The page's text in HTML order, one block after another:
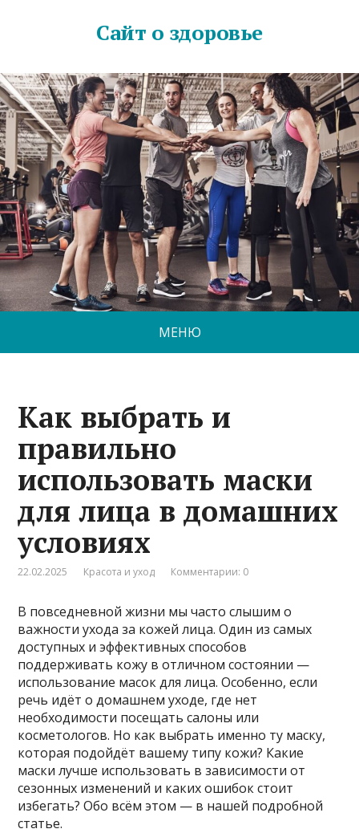
Сайт о здоровье
МЕНЮ
Как выбрать и
правильно
использовать маски
для лица в домашних
условиях
22.02.2025 Красота и уход Комментарии: 0
В повседневной жизни мы часто слышим о
важности ухода за кожей лица. Один из самых
доступных и эффективных способов
поддерживать кожу в отличном состоянии —
использование масок для лица. Особенно, если
речь идёт о домашнем уходе, где нет
необходимости посещать салоны или
косметологов. Но как выбрать именно ту маску,
которая подойдёт вашему типу кожи? Какие
маски лучше использовать в зависимости от
сезонных изменений и каких ошибок стоит
избегать? Обо всём этом — в нашей подробной
статье.